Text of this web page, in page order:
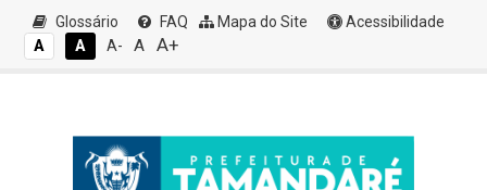
Glossário FAQ Mapa do Site
Acessibilidade
A
A A- A A+